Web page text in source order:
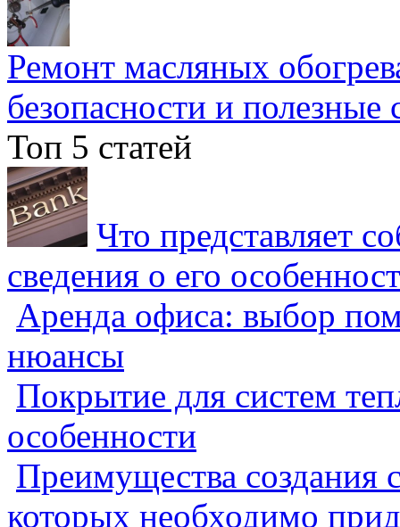
Ремонт масляных
безопасности и полезные
Топ 5 статей
Что представляет
сведения о его
Аренда офиса: выбор
нюансы
Покрытие для систем
особенности
Преимущества создания
которых необходимо